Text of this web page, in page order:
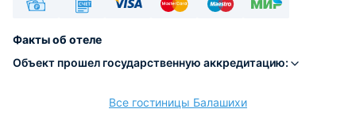
Факты об отеле
Объект прошел государственную аккредитацию:
Все гостиницы Балашихи